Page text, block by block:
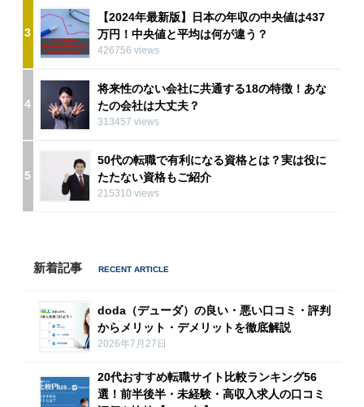
3
【2024年最新版】日本の年収の中央値は437
万円！中央値と平均は何が違う？
426756 views
4
将来性のない会社に共通する18の特徴！あな
たの会社は大丈夫？
313457 views
5
50代の転職で有利になる資格とは？実は役に
たたない資格もご紹介
215310 views
新着記事
doda（デューダ）の良い・悪い口コミ・評判
からメリット・デメリットを徹底解説
2026年7月27日
20代おすすめ転職サイト比較ランキング56
選！前半後半・未経験・高収入求人の口コミ